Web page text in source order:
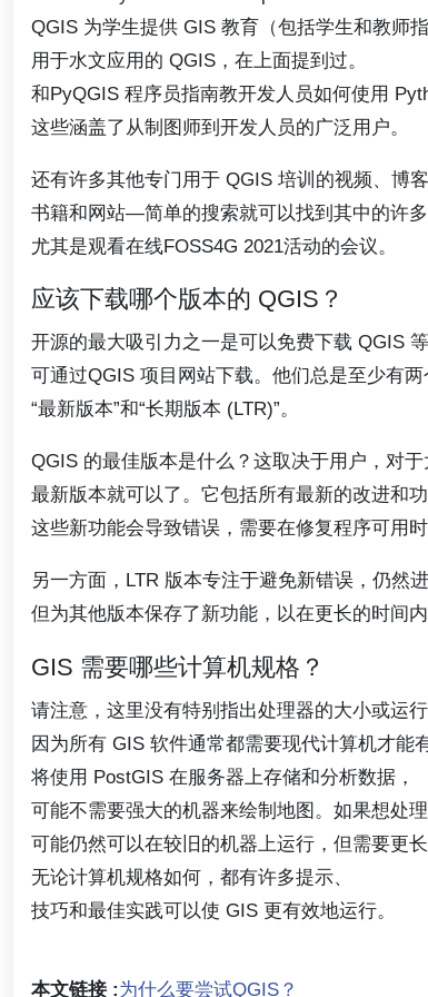
QGIS 为学生提供 GIS 教育（包括学生和教师指
用于水文应用的 QGIS，在上面提到过。
和PyQGIS 程序员指南教开发人员如何使用
这些涵盖了从制图师到开发人员的广泛用户。
还有许多其他专门用于 QGIS 培训的视频、博客
书籍和网站—简单的搜索就可以找到其中的许多
尤其是观看在线FOSS4G 2021活动的会议。
应该下载哪个版本的 QGIS？
开源的最大吸引力之一是可以免费下载 QGIS 等
可通过QGIS 项目网站下载。他们总是至少有两
“最新版本”和“长期版本 (LTR)”。
QGIS 的最佳版本是什么？这取决于用户，对于
最新版本就可以了。它包括所有最新的改进和功
这些新功能会导致错误，需要在修复程序可用时
另一方面，LTR 版本专注于避免新错误，仍然
但为其他版本保存了新功能，以在更长的时间内
GIS 需要哪些计算机规格？
请注意，这里没有特别指出处理器的大小或运
因为所有 GIS 软件通常都需要现代计算机才能
将使用 PostGIS 在服务器上存储和分析数据，
可能不需要强大的机器来绘制地图。如果想处理
可能仍然可以在较旧的机器上运行，但需要更长
无论计算机规格如何，都有许多提示、
技巧和最佳实践可以使 GIS 更有效地运行。
本文链接 :为什么要尝试QGIS？